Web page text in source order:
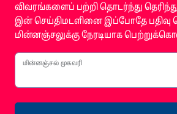
விவரங்களைப் பற்றி தொடர்ந்து
இன் செய்திமடளினை இப்போதே பதிவு
மின்னஞ்சலுக்கு நேரடியாக
மின்னஞ்சல் முகவரி